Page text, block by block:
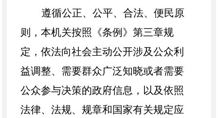
遵循公正、公平、合法、便民原
则，本机关按照《条例》第三章规
定，依法向社会主动公开涉及公众利
益调整、需要群众广泛知晓或者需要
公众参与决策的政府信息，以及依照
法律、法规、规章和国家有关规定应